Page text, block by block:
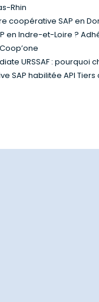
Rhin
coopérative SAP en
en Indre-et-Loire ?
URSSAF : pourquoi
SAP habilitée API Tiers